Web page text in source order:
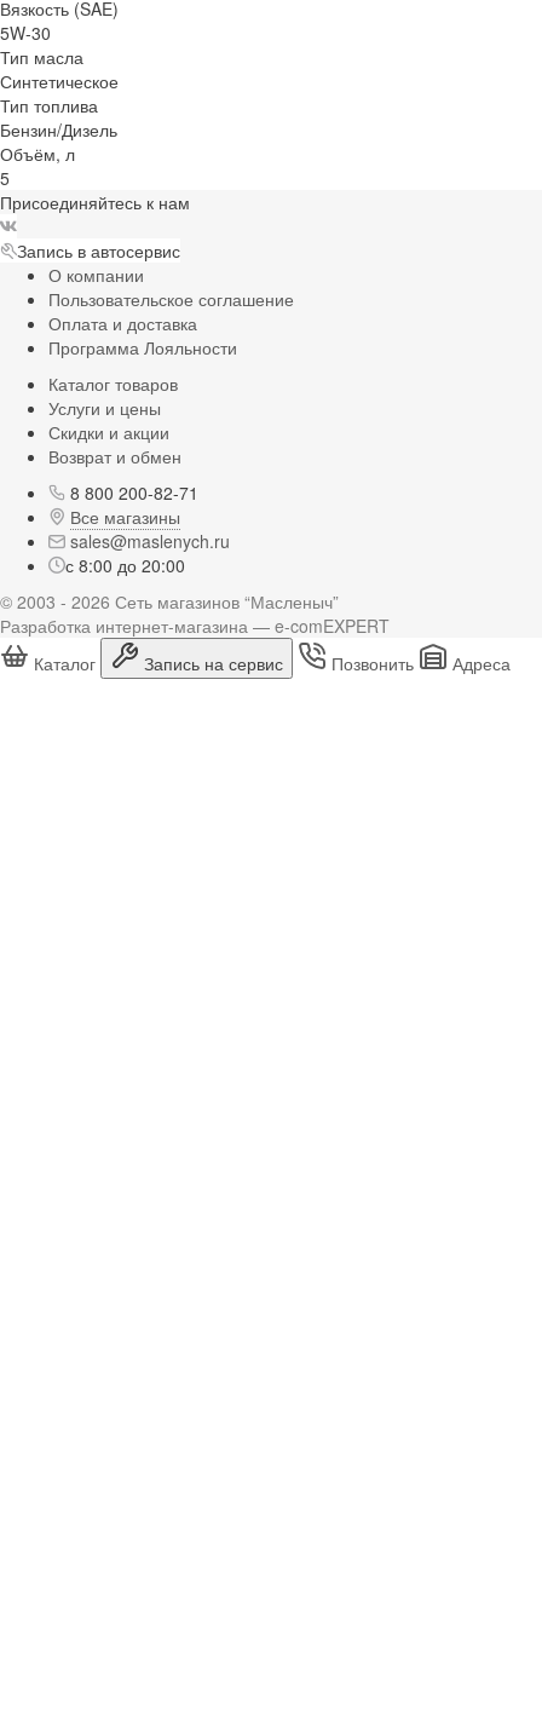
Вязкость (SAE)
5W-30
Тип масла
Синтетическое
Тип топлива
Бензин/Дизель
Объём, л
5
Присоединяйтесь к нам
Запись в автосервис
О компании
Пользовательское соглашение
Оплата и доставка
Программа Лояльности
Каталог товаров
Услуги и цены
Скидки и акции
Возврат и обмен
8 800 200-82-71
Все магазины
sales@maslenych.ru
с 8:00 до 20:00
© 2003 - 2026 Сеть магазинов “Масленыч”
Разработка интернет-магазина — e-comEXPERT
Каталог
Запись на сервис Позвонить Адреса